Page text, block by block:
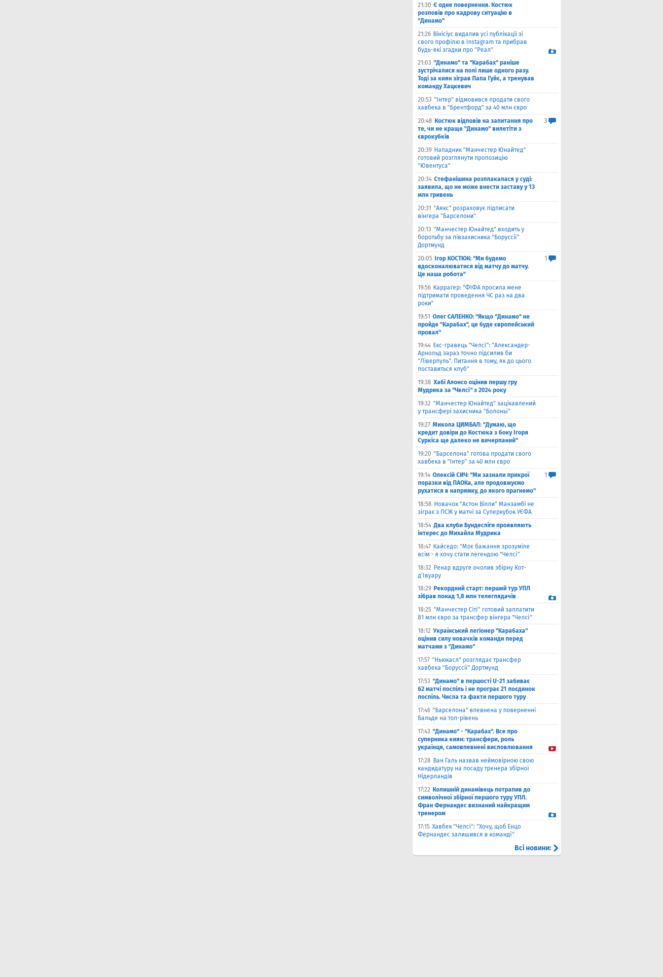
21:30 Є одне повернення. Костюк
розповів про кадрову ситуацію в
"Динамо"
21:26 Вінісіус видалив усі публікації зі
свого профілю в Instagram та прибрав
будь-які згадки про "Реал"
21:03 "Динамо" та "Карабах" раніше
зустрічалися на полі лише одного разу.
Тоді за киян зіграв Папа Гуйє, а тренував
команду Хацкевич
20:53 "Інтер" відмовився продати свого
хавбека в "Брентфорд" за 40 млн євро
20:48 Костюк відповів на запитання про
те, чи не краще "Динамо" вилетіти з
єврокубків
3
20:39 Нападник "Манчестер Юнайтед"
готовий розглянути пропозицію
"Ювентуса"
20:34 Стефанішина розплакалася у суді:
заявила, що не може внести заставу у 13
млн гривень
20:31 "Аякс" розраховує підписати
вінгера "Барселони"
20:13 "Манчестер Юнайтед" входить у
боротьбу за півзахисника "Боруссії"
Дортмунд
20:05
Ігор КОСТЮК: "Ми будемо
вдосконалюватися від матчу до матчу.
Це наша робота"
1
19:56 Каррагер: "ФІФА просила мене
підтримати проведення ЧС раз на два
роки"
19:51 Олег САЛЕНКО: "Якщо "Динамо" не
пройде "Карабах", це буде європейський
провал"
19:44 Екс-гравець "Челсі": "Александер-
Арнольд зараз точно підсилив би
"Ліверпуль". Питання в тому, як до цього
поставиться клуб"
19:38 Хабі Алонсо оцінив першу гру
Мудрика за "Челсі" з 2024 року
19:32 "Манчестер Юнайтед" зацікавлений
у трансфері захисника "Болоньї"
19:27 Микола ЦИМБАЛ: "Думаю, що
кредит довіри до Костюка з боку Ігоря
Суркіса ще далеко не вичерпаний"
19:20 "Барселона" готова продати свого
хавбека в "Інтер" за 40 млн євро
19:14 Олексій СИЧ: "Ми зазнали прикрої
поразки від ПАОКа, але продовжуємо
рухатися в напрямку, до якого прагнемо"
1
18:58 Новачок "Астон Вілли" Манзамбі не
зіграє з ПСЖ у матчі за Суперкубок УЄФА
18:54 Два клуби Бундесліги проявляють
інтерес до Михайла Мудрика
18:47 Кайседо: "Моє бажання зрозуміле
всім - я хочу стати легендою "Челсі"
18:32 Ренар вдруге очолив збірну Кот-
д'Івуару
18:29 Рекордний старт: перший тур УПЛ
зібрав понад 1,8 млн телеглядачів
18:25 "Манчестер Сіті" готовий заплатити
81 млн євро за трансфер вінгера "Челсі"
18:12 Український легіонер "Карабаха"
оцінив силу новачків команди перед
матчами з "Динамо"
17:57 "Ньюкасл" розглядає трансфер
хавбека "Боруссії" Дортмунд
17:53 "Динамо" в першості U-21 забиває
62 матчі поспіль і не програє 21 поєдинок
поспіль. Числа та факти першого туру
17:46 "Барселона" впевнена у поверненні
Бальде на топ-рівень
17:43 "Динамо" - "Карабах". Все про
суперника киян: трансфери, роль
українця, самовпевнені висловлювання
17:28 Ван Галь назвав неймовірною свою
кандидатуру на посаду тренера збірної
Нідерландів
17:22 Колишній динамівець потрапив до
символічної збірної першого туру УПЛ.
Фран Фернандес визнаний найкращим
тренером
17:15 Хавбек "Челсі": "Хочу, щоб Енцо
Фернандес залишився в команді"
Всі новини: